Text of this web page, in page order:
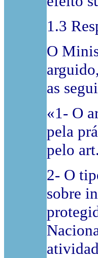
1.3
O
as
«1- O
pela
pelo
2- O
sobre